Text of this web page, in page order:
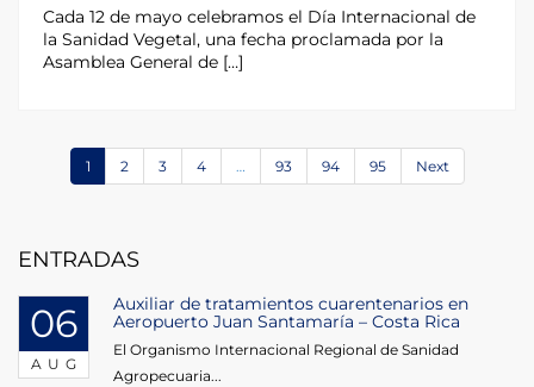
Cada 12 de mayo celebramos el Día Internacional de
la Sanidad Vegetal, una fecha proclamada por la
Asamblea General de […]
1 2 3 4 … 93 94 95 Next
ENTRADAS
06
AUG
Auxiliar de tratamientos cuarentenarios en
Aeropuerto Juan Santamaría – Costa Rica
El Organismo Internacional Regional de Sanidad
Agropecuaria...